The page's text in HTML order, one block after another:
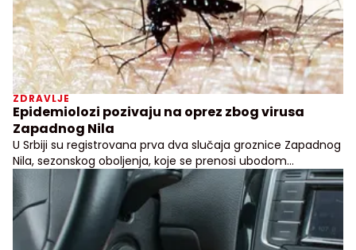
ZDRAVLJE
Epidemiolozi pozivaju na oprez zbog virusa
Zapadnog Nila
U Srbiji su registrovana prva dva slučaja groznice Zapadnog
Nila, sezonskog oboljenja, koje se prenosi ubodom
zaraženog komarca